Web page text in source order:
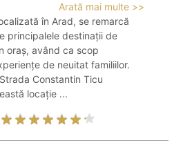
Arată mai multe >>
în Arad, se remarcă
principalele destinații de
oraș, având ca scop
de neuitat familiilor.
Constantin Ticu
locație ...